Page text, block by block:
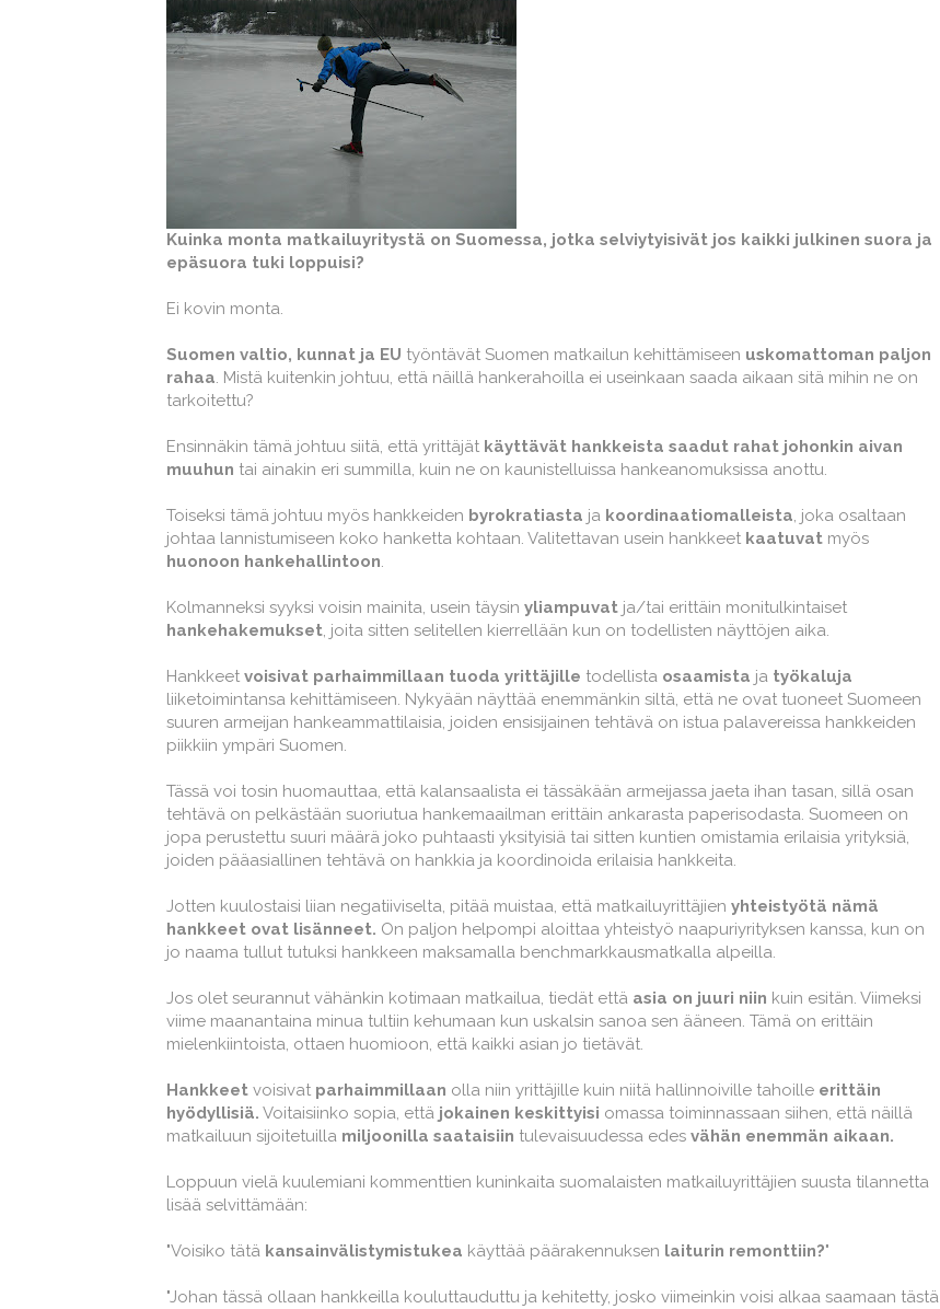
Kuinka monta matkailuyritystä on Suomessa, jotka selviytyisivät jos kaikki julkinen suora ja
epäsuora tuki loppuisi?
Ei kovin monta.
Suomen valtio, kunnat ja EU työntävät Suomen matkailun kehittämiseen uskomattoman paljon
rahaa. Mistä kuitenkin johtuu, että näillä hankerahoilla ei useinkaan saada aikaan sitä mihin ne on
tarkoitettu?
Ensinnäkin tämä johtuu siitä, että yrittäjät käyttävät hankkeista saadut rahat johonkin aivan
muuhun tai ainakin eri summilla, kuin ne on kaunistelluissa hankeanomuksissa anottu.
Toiseksi tämä johtuu myös hankkeiden byrokratiasta ja koordinaatiomalleista, joka osaltaan
johtaa lannistumiseen koko hanketta kohtaan. Valitettavan usein hankkeet kaatuvat myös
huonoon hankehallintoon.
Kolmanneksi syyksi voisin mainita, usein täysin yliampuvat ja/tai erittäin monitulkintaiset
hankehakemukset, joita sitten selitellen kierrellään kun on todellisten näyttöjen aika.
Hankkeet voisivat parhaimmillaan tuoda yrittäjille todellista osaamista ja työkaluja
liiketoimintansa kehittämiseen. Nykyään näyttää enemmänkin siltä, että ne ovat tuoneet Suomeen
suuren armeijan hankeammattilaisia, joiden ensisijainen tehtävä on istua palavereissa hankkeiden
piikkiin ympäri Suomen.
Tässä voi tosin huomauttaa, että kalansaalista ei tässäkään armeijassa jaeta ihan tasan, sillä osan
tehtävä on pelkästään suoriutua hankemaailman erittäin ankarasta paperisodasta. Suomeen on
jopa perustettu suuri määrä joko puhtaasti yksityisiä tai sitten kuntien omistamia erilaisia yrityksiä,
joiden pääasiallinen tehtävä on hankkia ja koordinoida erilaisia hankkeita.
Jotten kuulostaisi liian negatiiviselta, pitää muistaa, että matkailuyrittäjien yhteistyötä nämä
hankkeet ovat lisänneet. On paljon helpompi aloittaa yhteistyö naapuriyrityksen kanssa, kun on
jo naama tullut tutuksi hankkeen maksamalla benchmarkkausmatkalla alpeilla.
Jos olet seurannut vähänkin kotimaan matkailua, tiedät että asia on juuri niin kuin esitän. Viimeksi
viime maanantaina minua tultiin kehumaan kun uskalsin sanoa sen ääneen. Tämä on erittäin
mielenkiintoista, ottaen huomioon, että kaikki asian jo tietävät.
Hankkeet voisivat parhaimmillaan olla niin yrittäjille kuin niitä hallinnoiville tahoille erittäin
hyödyllisiä. Voitaisiinko sopia, että jokainen keskittyisi omassa toiminnassaan siihen, että näillä
matkailuun sijoitetuilla miljoonilla saataisiin tulevaisuudessa edes vähän enemmän aikaan.
Loppuun vielä kuulemiani kommenttien kuninkaita suomalaisten matkailuyrittäjien suusta tilannetta
lisää selvittämään:
"Voisiko tätä kansainvälistymistukea käyttää päärakennuksen laiturin remonttiin?"
"Johan tässä ollaan hankkeilla kouluttauduttu ja kehitetty, josko viimeinkin voisi alkaa saamaan tästä